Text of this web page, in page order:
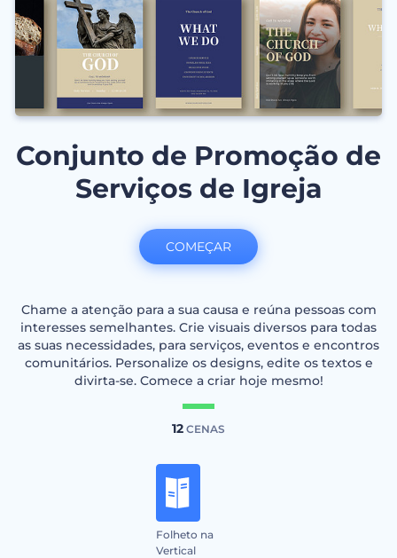
Conjunto de Promoção de
Serviços de Igreja
Chame a atenção para a sua causa e reúna pessoas com
interesses semelhantes. Crie visuais diversos para todas
as suas necessidades, para serviços, eventos e encontros
comunitários. Personalize os designs, edite os textos e
divirta-se. Comece a criar hoje mesmo!
12 CENAS
Folheto na
Vertical
COMEÇAR